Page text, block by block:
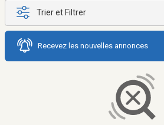
Trier et Filtrer
Recevez les nouvelles annonces